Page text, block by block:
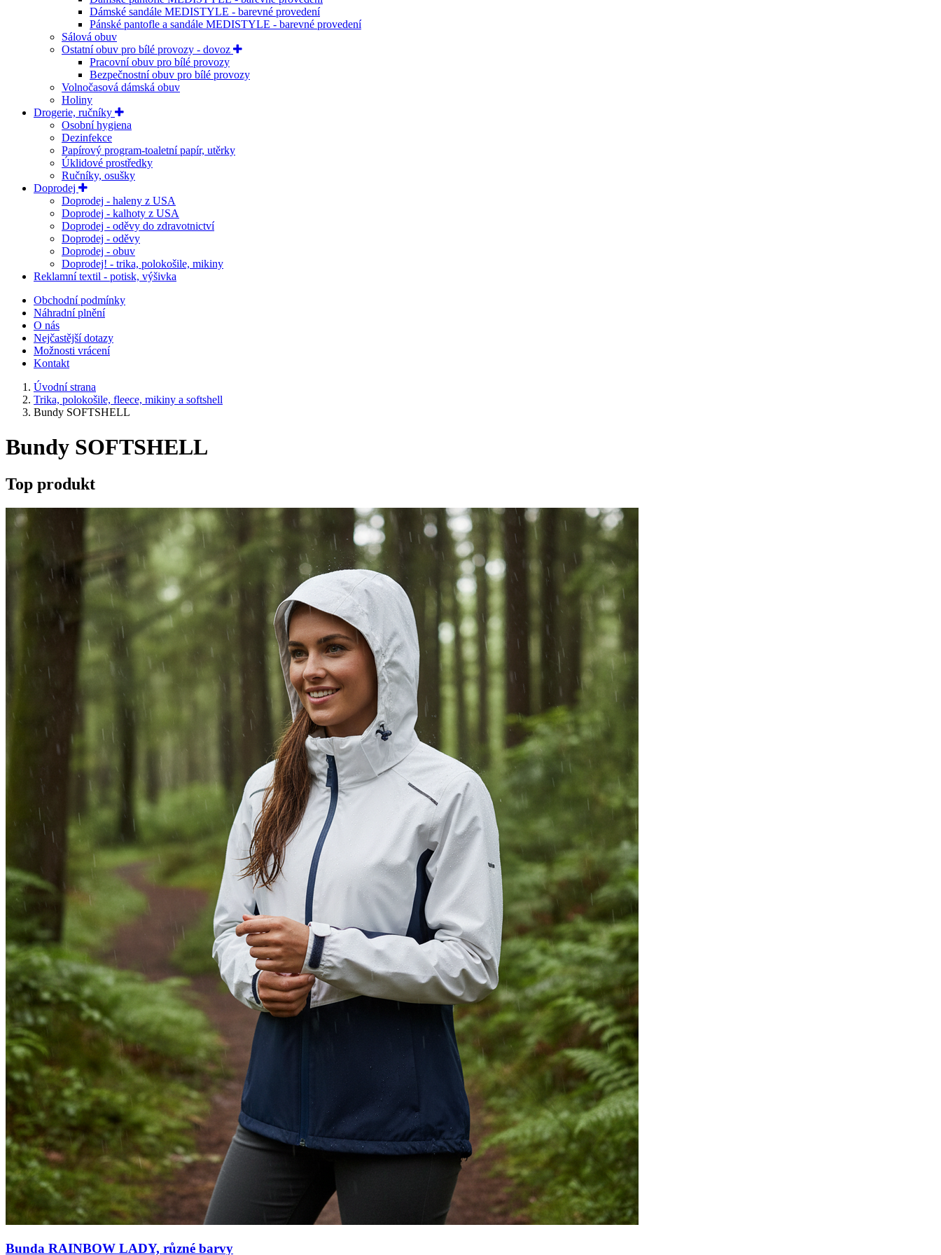
Dámské sandále MEDISTYLE - barevné provedení
Pánské pantofle a sandále MEDISTYLE - barevné provedení
Sálová obuv
Ostatní obuv pro bílé provozy - dovoz
Pracovní obuv pro bílé provozy
Bezpečnostní obuv pro bílé provozy
Volnočasová dámská obuv
Holiny
Drogerie, ručníky
Osobní hygiena
Dezinfekce
Papírový program-toaletní papír, utěrky
Úklidové prostředky
Ručníky, osušky
Doprodej
Doprodej - haleny z USA
Doprodej - kalhoty z USA
Doprodej - oděvy do zdravotnictví
Doprodej - oděvy
Doprodej - obuv
Doprodej! - trika, polokošile, mikiny
Reklamní textil - potisk, výšivka
Obchodní podmínky
Náhradní plnění
O nás
Nejčastější dotazy
Možnosti vrácení
Kontakt
Úvodní strana
Trika, polokošile, fleece, mikiny a softshell
Bundy SOFTSHELL
Bundy SOFTSHELL
Top produkt
Bunda RAINBOW LADY, různé barvy